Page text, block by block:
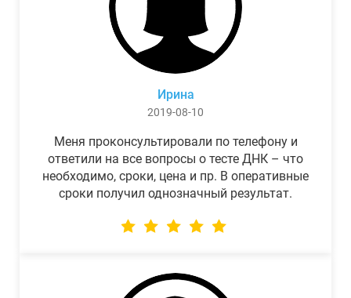
Ирина
2019-08-10
Меня проконсультировали по телефону и
ответили на все вопросы о тесте ДНК – что
необходимо, сроки, цена и пр. В оперативные
сроки получил однозначный результат.